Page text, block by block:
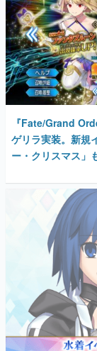
『Fate/Grand
ゲリラ実装。新規
ー・クリスマス」